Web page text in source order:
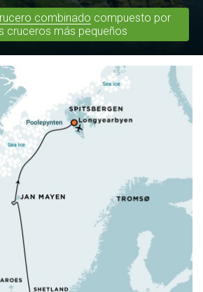
combinado compuesto por
cruceros más pequeños